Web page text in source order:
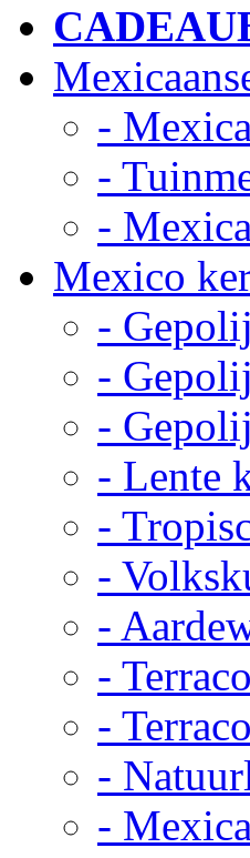
-
-
-
Mexico
-
-
-
- Lente
-
-
-
-
-
-
-